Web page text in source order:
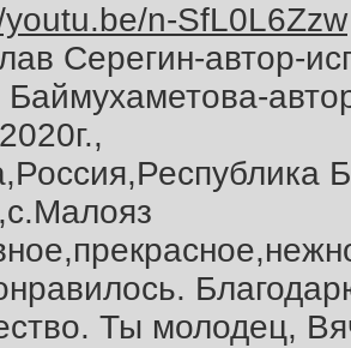
n-SfL0L6Zzw
Серегин-автор-
Ты молодец,